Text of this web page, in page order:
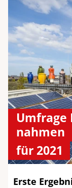
nahmen
für 2021
Erste